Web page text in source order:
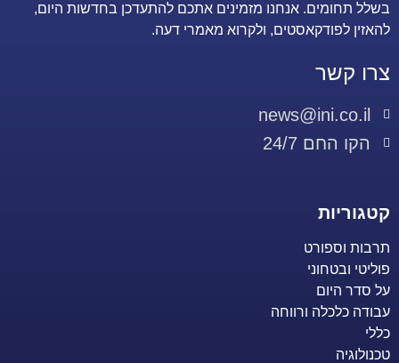
בשלל תחומים. אנחנו מזמינים אתכם להתעדכן בחדשות היום,
להאזין לפודקאסטים, ולקרוא מאמרי דעה.
צרו קשר
news@ini.co.il
הקו החם 24/7
קטגוריות
תרבות וספורט
פוליטי ובטחוני
על סדר היום
עבודה כלכלה ורווחה
כללי
טכנולוגיה